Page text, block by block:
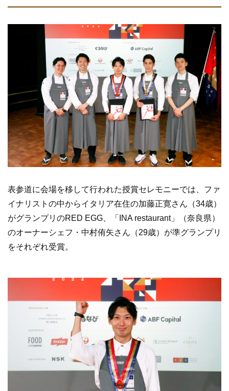
表参道に会場を移して行われた授賞セレモニーでは、ファ
イナリストの中からイタリア在住の加藤正寛さん（34歳）
がグランプリのRED EGG、「INA restaurant」（奈良県）
のオーナーシェフ・中村侑矢さん（29歳）が準グランプリ
をそれぞれ受賞。